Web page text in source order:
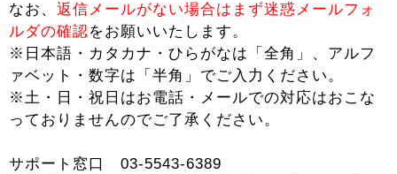
なお、返信メールがない場合はまず迷惑メールフォ
ルダの確認をお願いいたします。
※日本語・カタカナ・ひらがなは「全角」、アルフ
ァベット・数字は「半角」でご入力ください。
※土・日・祝日はお電話・メールでの対応はおこな
っておりませんのでご了承ください。
サポート窓口 03-5543-6389